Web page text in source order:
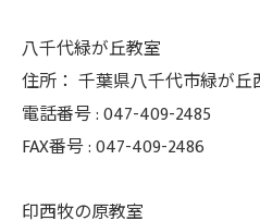
八千代緑が丘教室
住所： 千葉県八千代市緑が丘
電話番号 :047-409-2485
FAX番号 :047-409-2486
印西牧の原教室